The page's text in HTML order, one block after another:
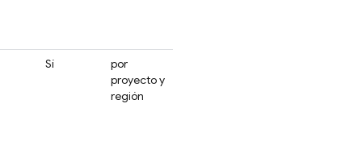
Sí
por
proyecto y
región